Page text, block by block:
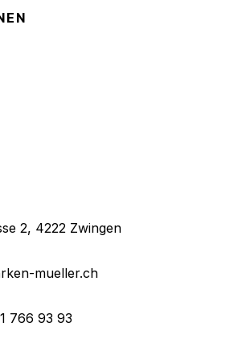
2, 4222 Zwingen
mueller.ch
766 93 93